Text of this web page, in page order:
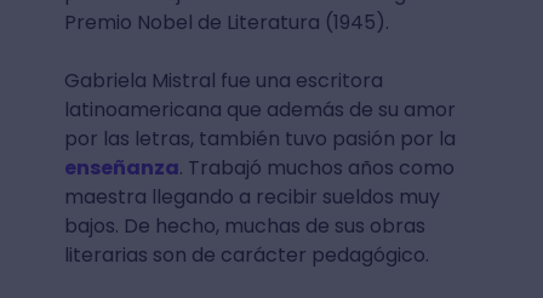
Premio Nobel de Literatura (1945).
Gabriela Mistral fue una escritora
latinoamericana que además de su amor
por las letras, también tuvo pasión por la
enseñanza. Trabajó muchos años como
maestra llegando a recibir sueldos muy
bajos. De hecho, muchas de sus obras
literarias son de carácter pedagógico.